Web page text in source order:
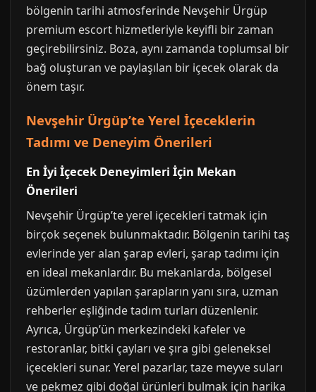
bölgenin tarihi atmosferinde Nevşehir Ürgüp
premium escort hizmetleriyle keyifli bir zaman
geçirebilirsiniz. Boza, aynı zamanda toplumsal bir
bağ oluşturan ve paylaşılan bir içecek olarak da
önem taşır.
Nevşehir Ürgüp’te Yerel İçeceklerin
Tadımı ve Deneyim Önerileri
En İyi İçecek Deneyimleri İçin Mekan
Önerileri
Nevşehir Ürgüp’te yerel içecekleri tatmak için
birçok seçenek bulunmaktadır. Bölgenin tarihi taş
evlerinde yer alan şarap evleri, şarap tadımı için
en ideal mekanlardır. Bu mekanlarda, bölgesel
üzümlerden yapılan şarapların yanı sıra, uzman
rehberler eşliğinde tadım turları düzenlenir.
Ayrıca, Ürgüp’ün merkezindeki kafeler ve
restoranlar, bitki çayları ve şıra gibi geleneksel
içecekleri sunar. Yerel pazarlar, taze meyve suları
ve pekmez gibi doğal ürünleri bulmak için harika